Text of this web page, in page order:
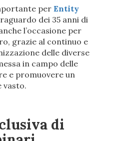
per Entity
dei 35 anni di
l’occasione per
grazie al continuo e
delle diverse
in campo delle
e promuovere un
vasto.
di